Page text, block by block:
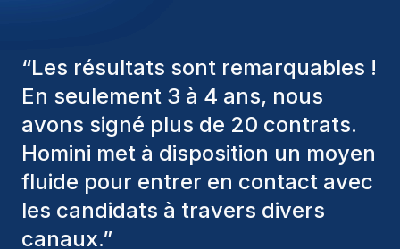
“Les consultants Homini ont
toujours pris en considération
divers critères pour nous proposer
les bons candidats. Ceux que
nous avons recrutés sont toujours
parmi nous, et personnellement, je
suis très satisfait des nouvelles